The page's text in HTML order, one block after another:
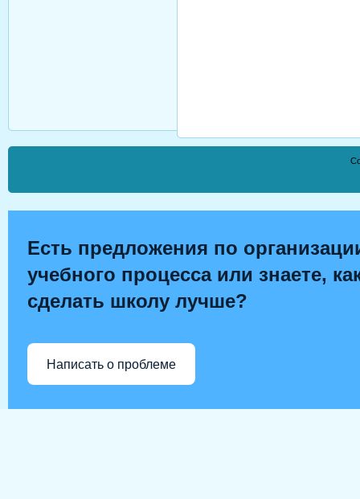
Есть предложения по
учебного процесса или знаете,
сделать школу лучше?
Написать о проблеме